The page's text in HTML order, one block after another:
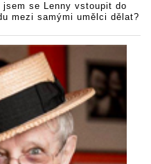
jsem se Lenny vstoupit do
mezi samými umělci dělat?